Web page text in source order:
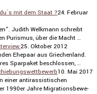
mit dem Staat ?24. Februar
Judith Welkmann schreibt
Purismus, über die Macht …
25. Oktober 2012
Ehepaar aus Griechen­land.
Sparpaket beschlossen, …
10. Mai 2017
einer antiras­sis­ti­schen
1990er Jahre Migra­ti­ons­be­we­